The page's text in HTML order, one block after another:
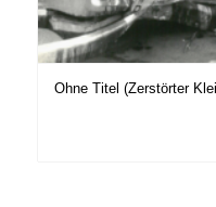
Ohne Titel (Zerstörter